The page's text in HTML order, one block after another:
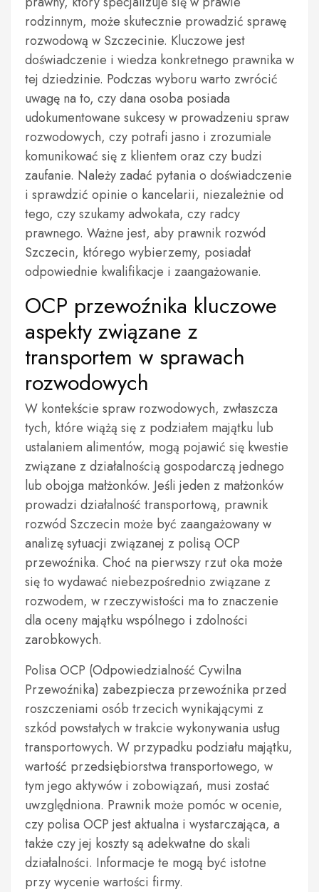
rodzinnym, może skutecznie prowadzić sprawę
rozwodową w Szczecinie. Kluczowe jest
doświadczenie i wiedza konkretnego prawnika w
tej dziedzinie. Podczas wyboru warto zwrócić
uwagę na to, czy dana osoba posiada
udokumentowane sukcesy w prowadzeniu spraw
rozwodowych, czy potrafi jasno i zrozumiale
komunikować się z klientem oraz czy budzi
zaufanie. Należy zadać pytania o doświadczenie
i sprawdzić opinie o kancelarii, niezależnie od
tego, czy szukamy adwokata, czy radcy
prawnego. Ważne jest, aby prawnik rozwód
Szczecin, którego wybierzemy, posiadał
odpowiednie kwalifikacje i zaangażowanie.
OCP przewoźnika kluczowe
aspekty związane z
transportem w sprawach
rozwodowych
W kontekście spraw rozwodowych, zwłaszcza
tych, które wiążą się z podziałem majątku lub
ustalaniem alimentów, mogą pojawić się kwestie
związane z działalnością gospodarczą jednego
lub obojga małżonków. Jeśli jeden z małżonków
prowadzi działalność transportową, prawnik
rozwód Szczecin może być zaangażowany w
analizę sytuacji związanej z polisą OCP
przewoźnika. Choć na pierwszy rzut oka może
się to wydawać niebezpośrednio związane z
rozwodem, w rzeczywistości ma to znaczenie
dla oceny majątku wspólnego i zdolności
zarobkowych.
Polisa OCP (Odpowiedzialność Cywilna
Przewoźnika) zabezpiecza przewoźnika przed
roszczeniami osób trzecich wynikającymi z
szkód powstałych w trakcie wykonywania usług
transportowych. W przypadku podziału majątku,
wartość przedsiębiorstwa transportowego, w
tym jego aktywów i zobowiązań, musi zostać
uwzględniona. Prawnik może pomóc w ocenie,
czy polisa OCP jest aktualna i wystarczająca, a
także czy jej koszty są adekwatne do skali
działalności. Informacje te mogą być istotne
przy wycenie wartości firmy.